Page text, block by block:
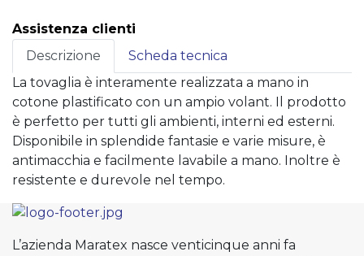
Assistenza clienti
Descrizione
Scheda tecnica
La tovaglia è interamente realizzata a mano in
cotone plastificato con un ampio volant. Il prodotto
è perfetto per tutti gli ambienti, interni ed esterni.
Disponibile in splendide fantasie e varie misure, è
antimacchia e facilmente lavabile a mano. Inoltre è
resistente e durevole nel tempo.
L’azienda Maratex nasce venticinque anni fa